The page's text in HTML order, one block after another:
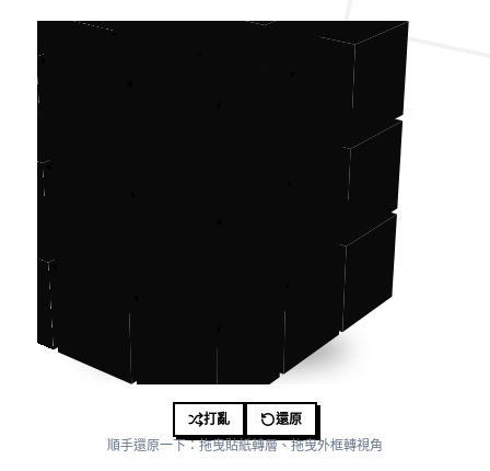
打亂
還原
順手還原一下：拖曳貼紙轉層、拖曳外框轉視角